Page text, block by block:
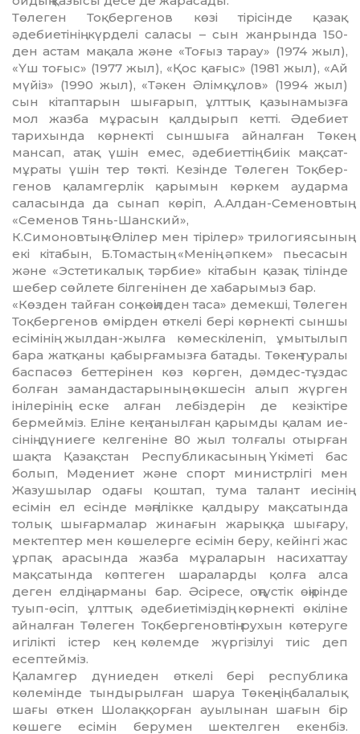
Төлеген Тоқбергенов көзi тiрiсiнде қа­зақ
әдебиетiнiң күрделi саласы – сын жанрында 150-
ден астам мақала және «Тоғыз тарау» (1974 жыл),
«Үш тоғыс» (1977 жыл), «Қос қағыс» (1981 жыл), «Ай
мүйiз» (1990 жыл), «Тәкен Әлiмқұлов» (1994 жыл)
сын кiтаптарын шығарып, ұлттық қазы­на­мызға
мол жазба мұрасын қалдырып кеттi. Әдебиет
тарихында көрнектi сын­шы­ға айналған Төкең
мансап, атақ үшiн емес, әдебиеттiң биiк мақсат-
мұраты үшiн тер төктi. Кезінде Төлеген Тоқ­бер­
генов қаламгерлік қарымын көркем аударма
саласында да сынап көріп, А.Ал­дан-Семеновтың
«Семе­нов Тянь-Шанский»,
К.Симоновтың «Өлілер мен тірілер» три­ло­гиясының
екі кітабын, Б.Томастың «Ме­­нің әпкем» пьесасын
және «Эсте­ти­ка­лық тәрбие» кітабын қазақ тілінде
шебер сөйлете білгенінен де хабарымыз бар.
«Көзден тайған соң көңiлден таса» де­мекшi, Төлеген
Тоқбергенов өмiрден өткелi берi көрнектi сыншы
есiмiнiң жыл­дан-жылға көмескiленiп, ұмытылып
бара жатқаны қабырғамызға батады. Төкең туралы
баспасөз беттерiнен көз көрген, дәмдес-тұздас
болған замандастарының өкшесiн алып жүрген
iнiлерiнiң еске алған лебiздерiн де кезiктiре
бермеймiз. Елiне кең танылған қарымды қалам ие­
сiнiң дүниеге келгенiне 80 жыл толғалы отырған
шақта Қазақстан Республика­сы­ның Үкiметi бас
болып, Мәдениет және спорт министрлiгi мен
Жазушылар одағы қоштап, тума талант иесiнiң
есiмiн ел есiн­де мәңгiлiкке қалдыру мақсатында
толық шығармалар жинағын жарыққа шы­ғару,
мектептер мен көшелерге есiмiн беру, кейiнгi жас
ұрпақ арасында жазба мұ­раларын насихаттау
мақсатында көп­теген шараларды қолға алса
деген елдiң арманы бар. Әсiресе, оңтүстiк өңiрiнде
туып-өсiп, ұлттық әдебиетiмiздiң көрнектi өкiлiне
айналған Төлеген Тоқбергеновтiң рухын көтеруге
игiлiктi iстер кең көлемде жүргiзiлуi тиiс деп
есептеймiз.
Қаламгер дүниеден өткелi берi республика
көлемiнде тындырылған шаруа Төкеңнiң балалық
шағы өткен Шо­лақ­қорған ауылынан шағын бiр
көшеге есi­мiн берумен шектелген екенбiз.